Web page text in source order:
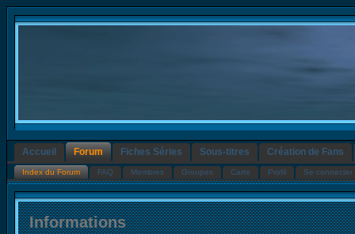
Accueil Forum Fiches Séries Sous-titres Création de Fans
Index du Forum FAQ Membres Groupes Carte Profil Se connecter
Informations